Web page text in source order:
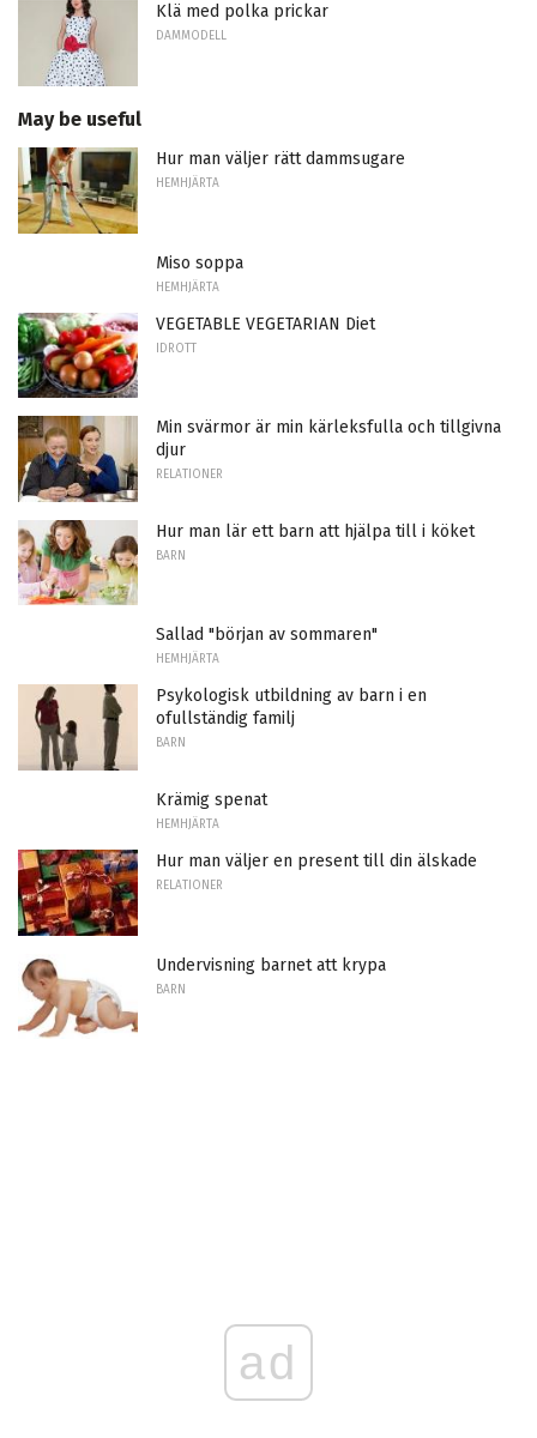
Klä med polka prickar
DAMMODELL
May be useful
Hur man väljer rätt dammsugare
HEMHJÄRTA
Miso soppa
HEMHJÄRTA
VEGETABLE VEGETARIAN Diet
IDROTT
Min svärmor är min kärleksfulla och tillgivna
djur
RELATIONER
Hur man lär ett barn att hjälpa till i köket
BARN
Sallad "början av sommaren"
HEMHJÄRTA
Psykologisk utbildning av barn i en
ofullständig familj
BARN
Krämig spenat
HEMHJÄRTA
Hur man väljer en present till din älskade
RELATIONER
Undervisning barnet att krypa
BARN
ad